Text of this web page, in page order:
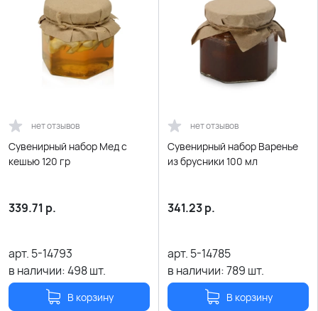
нет отзывов
Сувенирный набор Мед с
кешью 120 гр
339.71 р.
арт. 5-14793
в наличии:498шт.
В корзину
нет отзывов
Сувенирный набор Варенье
из брусники 100 мл
341.23р.
арт. 5-14785
в наличии:789 шт.
В корзину